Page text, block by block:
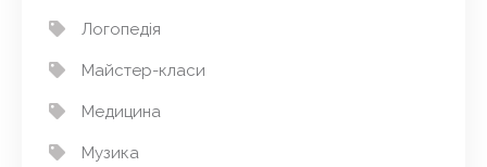
Логопедія
Майстер-класи
Медицина
Музика